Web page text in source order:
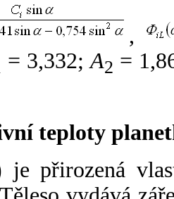
,
= 3,332;A2 =
teploty
je přirozená